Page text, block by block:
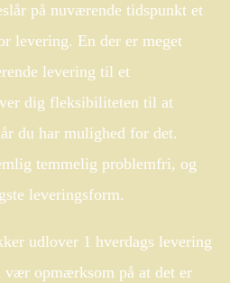
på nuværende tidspunkt et
levering. En der er meget
levering til et
dig fleksibiliteten til at
du har mulighed for det.
temmelig problemfri, og
leveringsform.
udlover 1 hverdags levering
vær opmærksom på at det er